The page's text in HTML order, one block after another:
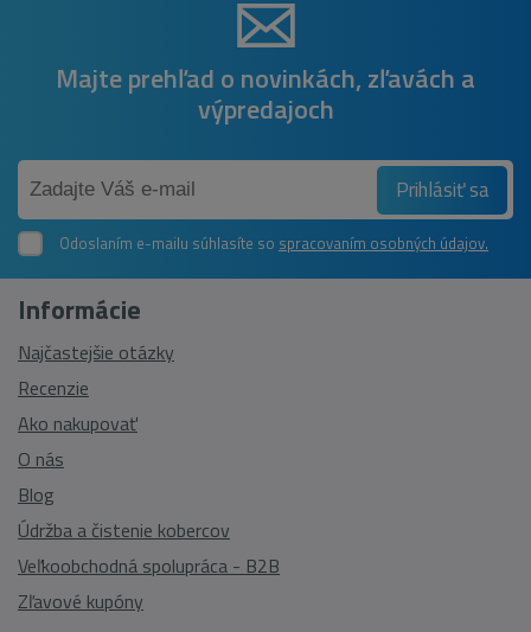
Majte prehľad o novinkách, zľavách a
výpredajoch
Prihlásiť sa
Odoslaním e-mailu súhlasíte so spracovaním osobných údajov.
Informácie
Najčastejšie otázky
Recenzie
Ako nakupovať
O nás
Blog
Údržba a čistenie kobercov
Veľkoobchodná spolupráca - B2B
Zľavové kupóny